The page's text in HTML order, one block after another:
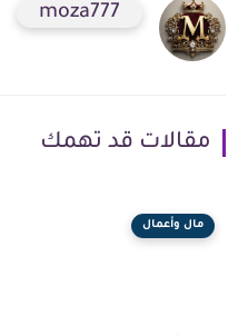
moza777
مقالات قد تهمك
مال وأعمال